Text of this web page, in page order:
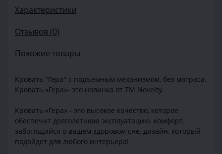
Характеристики
Отзывов (0)
Похожие товары
Кровать "Гера" с подъемным механизмом, без матраса.
Кровать «Гера»- это новинка от ТМ Novelty.
Кровать «Гера» - это высокое качество, которое
обеспечит долголетнюю эксплуатацию, комфорт,
заботящийся о вашем здоровом сне, дизайн, который
подойдет для любого интерьера!